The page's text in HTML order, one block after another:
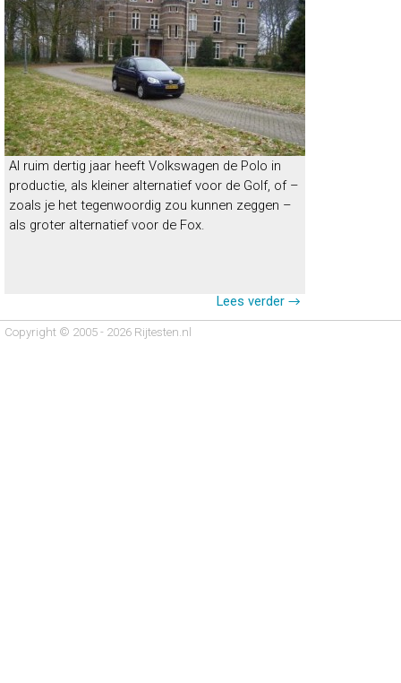
Al ruim dertig jaar heeft Volkswagen de Polo in
productie, als kleiner alternatief voor de Golf, of –
zoals je het tegenwoordig zou kunnen zeggen –
als groter alternatief voor de Fox.
Lees verder →
Copyright © 2005 - 2026 Rijtesten.nl